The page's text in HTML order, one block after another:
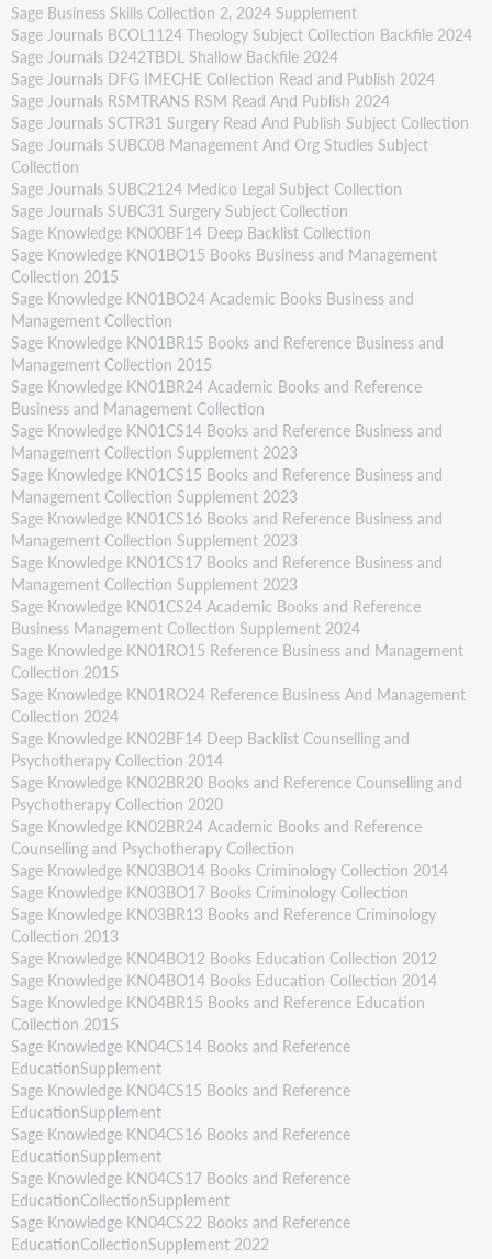
Sage Business Skills Collection 2, 2024 Supplement
Sage Journals BCOL1124 Theology Subject Collection Backfile 2024
Sage Journals D242TBDL Shallow Backfile 2024
Sage Journals DFG IMECHE Collection Read and Publish 2024
Sage Journals RSMTRANS RSM Read And Publish 2024
Sage Journals SCTR31 Surgery Read And Publish Subject Collection
Sage Journals SUBC08 Management And Org Studies Subject
Collection
Sage Journals SUBC2124 Medico Legal Subject Collection
Sage Journals SUBC31 Surgery Subject Collection
Sage Knowledge KN00BF14 Deep Backlist Collection
Sage Knowledge KN01BO15 Books Business and Management
Collection 2015
Sage Knowledge KN01BO24 Academic Books Business and
Management Collection
Sage Knowledge KN01BR15 Books and Reference Business and
Management Collection 2015
Sage Knowledge KN01BR24 Academic Books and Reference
Business and Management Collection
Sage Knowledge KN01CS14 Books and Reference Business and
Management Collection Supplement 2023
Sage Knowledge KN01CS15 Books and Reference Business and
Management Collection Supplement 2023
Sage Knowledge KN01CS16 Books and Reference Business and
Management Collection Supplement 2023
Sage Knowledge KN01CS17 Books and Reference Business and
Management Collection Supplement 2023
Sage Knowledge KN01CS24 Academic Books and Reference
Business Management Collection Supplement 2024
Sage Knowledge KN01RO15 Reference Business and Management
Collection 2015
Sage Knowledge KN01RO24 Reference Business And Management
Collection 2024
Sage Knowledge KN02BF14 Deep Backlist Counselling and
Psychotherapy Collection 2014
Sage Knowledge KN02BR20 Books and Reference Counselling and
Psychotherapy Collection 2020
Sage Knowledge KN02BR24 Academic Books and Reference
Counselling and Psychotherapy Collection
Sage Knowledge KN03BO14 Books Criminology Collection 2014
Sage Knowledge KN03BO17 Books Criminology Collection
Sage Knowledge KN03BR13 Books and Reference Criminology
Collection 2013
Sage Knowledge KN04BO12 Books Education Collection 2012
Sage Knowledge KN04BO14 Books Education Collection 2014
Sage Knowledge KN04BR15 Books and Reference Education
Collection 2015
Sage Knowledge KN04CS14 Books and Reference
EducationSupplement
Sage Knowledge KN04CS15 Books and Reference
EducationSupplement
Sage Knowledge KN04CS16 Books and Reference
EducationSupplement
Sage Knowledge KN04CS17 Books and Reference
EducationCollectionSupplement
Sage Knowledge KN04CS22 Books and Reference
EducationCollectionSupplement 2022